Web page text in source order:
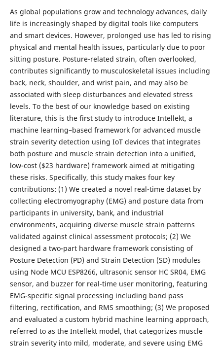
As global populations grow and technology advances, daily
life is increasingly shaped by digital tools like computers
and smart devices. However, prolonged use has led to rising
physical and mental health issues, particularly due to poor
sitting posture. Posture-related strain, often overlooked,
contributes significantly to musculoskeletal issues including
back, neck, shoulder, and wrist pain, and may also be
associated with sleep disturbances and elevated stress
levels. To the best of our knowledge based on existing
literature, this is the first study to introduce Intellekt, a
machine learning–based framework for advanced muscle
strain severity detection using IoT devices that integrates
both posture and muscle strain detection into a unified,
low-cost ($23 hardware) framework aimed at mitigating
these risks. Specifically, this study makes four key
contributions: (1) We created a novel real-time dataset by
collecting electromyography (EMG) and posture data from
participants in university, bank, and industrial
environments, acquiring diverse muscle strain patterns
validated against clinical assessment protocols; (2) We
designed a two-part hardware framework consisting of
Posture Detection (PD) and Strain Detection (SD) modules
using Node MCU ESP8266, ultrasonic sensor HC SR04, EMG
sensor, and buzzer for real-time user monitoring, featuring
EMG-specific signal processing including band pass
filtering, rectification, and RMS smoothing; (3) We proposed
and evaluated a custom hybrid machine learning approach,
referred to as the Intellekt model, that categorizes muscle
strain severity into mild, moderate, and severe using EMG